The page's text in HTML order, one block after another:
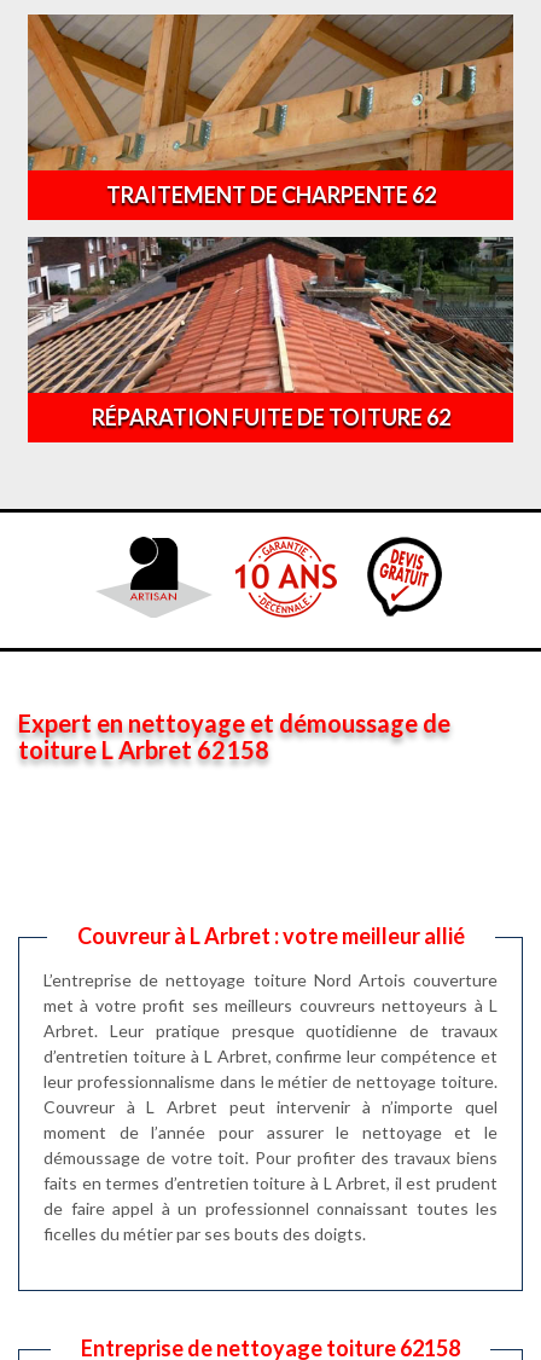
TRAITEMENT DE CHARPENTE 62
RÉPARATION FUITE DE TOITURE 62
Expert en nettoyage et démoussage de
toiture L Arbret 62158
Couvreur à L Arbret : votre meilleur allié
L’entreprise de nettoyage toiture Nord Artois couverture
met à votre profit ses meilleurs couvreurs nettoyeurs à L
Arbret. Leur pratique presque quotidienne de travaux
d’entretien toiture à L Arbret, confirme leur compétence et
leur professionnalisme dans le métier de nettoyage toiture.
Couvreur à L Arbret peut intervenir à n’importe quel
moment de l’année pour assurer le nettoyage et le
démoussage de votre toit. Pour profiter des travaux biens
faits en termes d’entretien toiture à L Arbret, il est prudent
de faire appel à un professionnel connaissant toutes les
ficelles du métier par ses bouts des doigts.
Entreprise de nettoyage toiture 62158